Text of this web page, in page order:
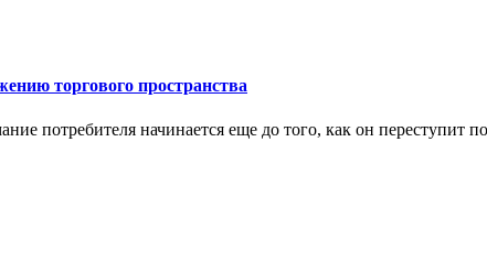
торгового пространства
потребителя начинается еще до того, как он переступит